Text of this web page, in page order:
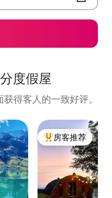
度假屋
得客人的一致好评。
热门「房客推荐」
房客推荐